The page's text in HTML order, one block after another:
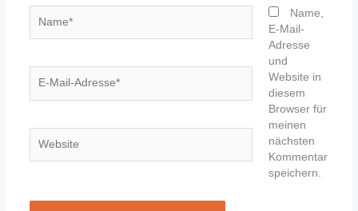
Mail-
Name,
E-Mail-
Adresse
und
Website in
diesem
Browser für
meinen
nächsten
Kommentar
speichern.